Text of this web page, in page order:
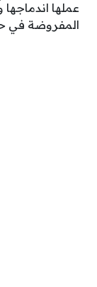
عملها
المفروضة في